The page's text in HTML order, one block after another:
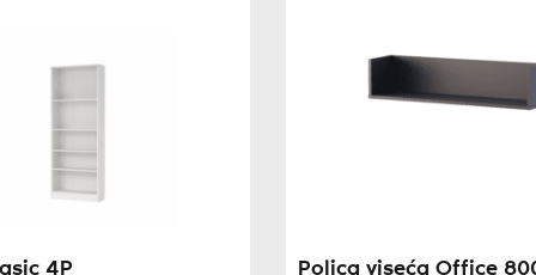
4P Polica viseća Office